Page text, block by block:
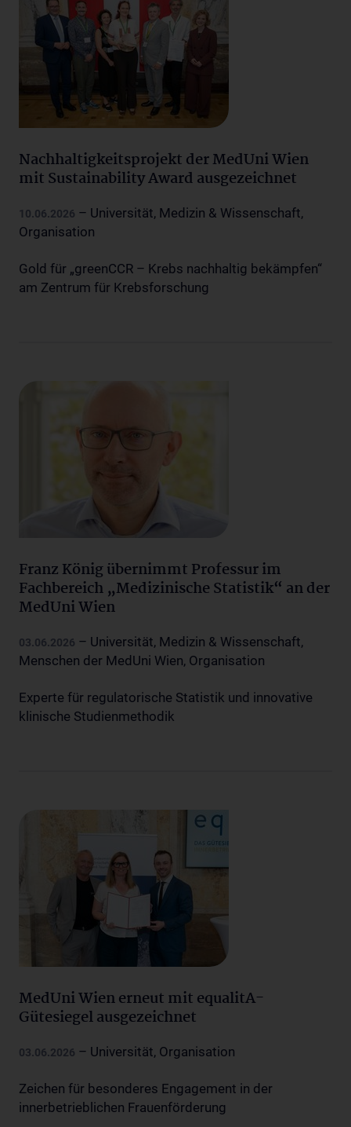
Nachhaltigkeitsprojekt der MedUni Wien
mit Sustainability Award ausgezeichnet
10.06.2026 – Universität, Medizin & Wissenschaft,
Organisation
Gold für „greenCCR – Krebs nachhaltig bekämpfen“
am Zentrum für Krebsforschung
Franz König übernimmt Professur im
Fachbereich „Medizinische Statistik“ an der
MedUni Wien
03.06.2026 – Universität, Medizin & Wissenschaft,
Menschen der MedUni Wien, Organisation
Experte für regulatorische Statistik und innovative
klinische Studienmethodik
MedUni Wien erneut mit equalitA-
Gütesiegel ausgezeichnet
03.06.2026 – Universität, Organisation
Zeichen für besonderes Engagement in der
innerbetrieblichen Frauenförderung